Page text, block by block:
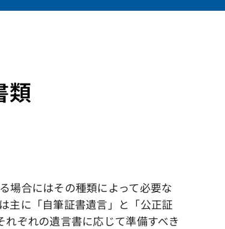
類
場合にはその種類によって必要な
主に「自筆証書遺言」と「公正証
ぞれの遺言書に応じて準備すべき